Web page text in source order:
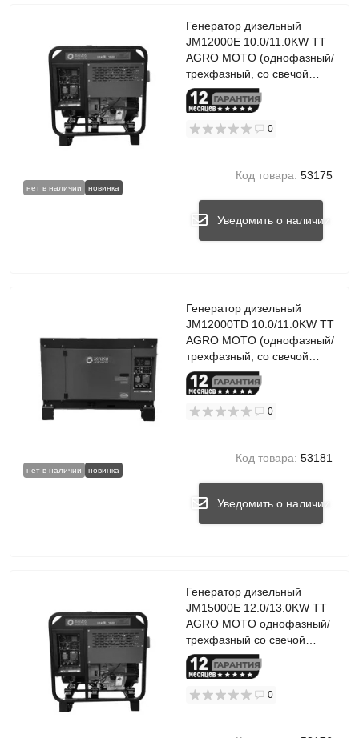
нет в наличии новинка
Генератор дизельный
JM12000E 10.0/11.0KW TT
AGRO MOTO (однофазный/
трехфазный, со свечой
накала)
0
Код товара: 53175
Уведомить о наличии
нет в наличии новинка
Генератор дизельный
JM12000TD 10.0/11.0KW TT
AGRO MOTO (однофазный/
трехфазный, со свечой
накала) бесшумный
0
Код товара: 53181
Уведомить о наличии
Генератор дизельный
JM15000E 12.0/13.0KW TT
AGRO MOTO однофазный/
трехфазный со свечой
накала
0